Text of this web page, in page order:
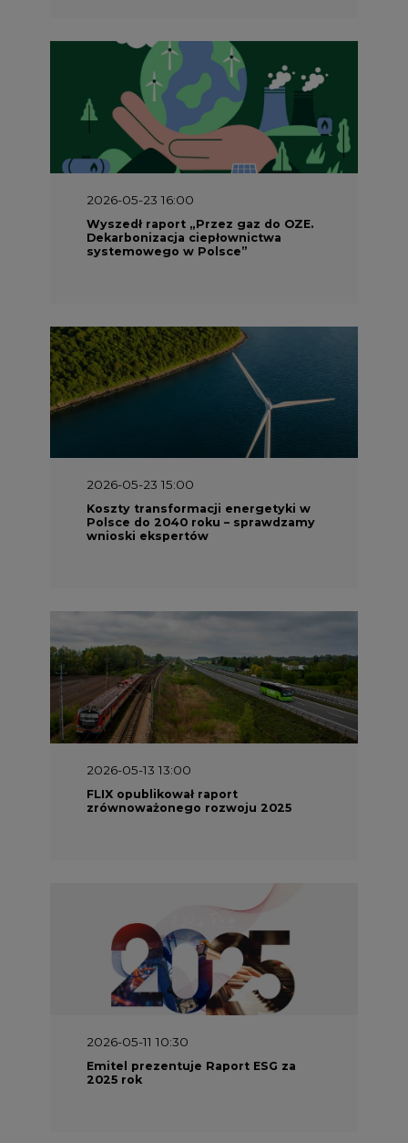
2026-05-23 16:00
Wyszedł raport „Przez gaz do OZE.
Dekarbonizacja ciepłownictwa
systemowego w Polsce”
2026-05-23 15:00
Koszty transformacji energetyki w
Polsce do 2040 roku – sprawdzamy
wnioski ekspertów
2026-05-13 13:00
FLIX opublikował raport
zrównoważonego rozwoju 2025
2026-05-11 10:30
Emitel prezentuje Raport ESG za
2025 rok